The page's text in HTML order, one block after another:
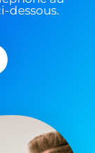
dessous.